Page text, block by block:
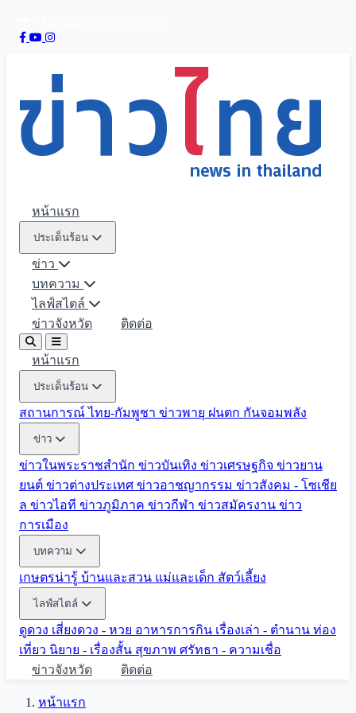
หน้าแรก
ประเด็นร้อน
ข่าว
บทความ
ไลฟ์สไตล์
ข่าวจังหวัด
ติดต่อ
หน้าแรก
ประเด็นร้อน
สถานการณ์ ไทย-กัมพูชา ข่าวพายุ ฝนตก กันจอมพลัง
ข่าว
ข่าวในพระราชสำนัก ข่าวบันเทิง ข่าวเศรษฐกิจ ข่าวยาน
ยนต์ ข่าวต่างประเทศ ข่าวอาชญากรรม ข่าวสังคม - โซเชีย
ล ข่าวไอที ข่าวภูมิภาค ข่าวกีฬา ข่าวสมัครงาน ข่าว
การเมือง
บทความ
เกษตรน่ารู้ บ้านและสวน แม่และเด็ก สัตว์เลี้ยง
ไลฟ์สไตล์
ดูดวง เสี่ยงดวง - หวย อาหารการกิน เรื่องเล่า - ตำนาน ท่อง
เที่ยว นิยาย - เรื่องสั้น สุขภาพ ศรัทธา - ความเชื่อ
ข่าวจังหวัด
ติดต่อ
หน้าแรก